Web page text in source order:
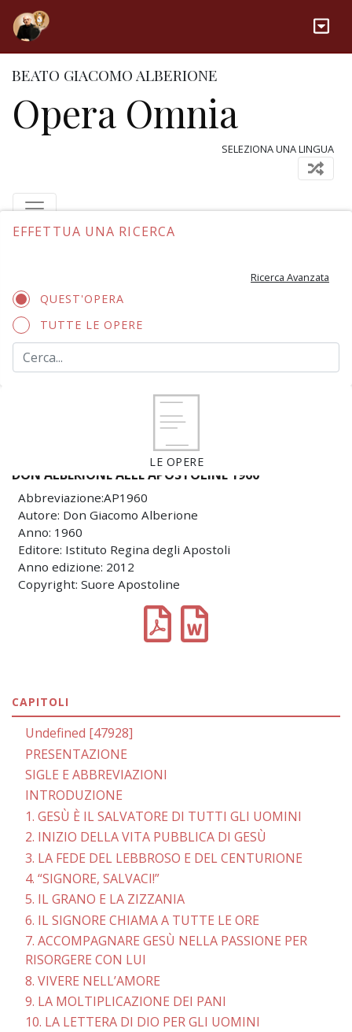
BEATO GIACOMO ALBERIONE
Opera Omnia
SELEZIONA UNA LINGUA
EFFETTUA UNA RICERCA
Ricerca Avanzata
QUEST'OPERA
TUTTE LE OPERE
LE OPERE
DON ALBERIONE ALLE APOSTOLINE 1960
Abbreviazione:AP1960
Autore: Don Giacomo Alberione
Anno: 1960
Editore: Istituto Regina degli Apostoli
Anno edizione: 2012
Copyright: Suore Apostoline
CAPITOLI
Undefined [47928]
PRESENTAZIONE
SIGLE E ABBREVIAZIONI
INTRODUZIONE
1. GESÙ È IL SALVATORE DI TUTTI GLI UOMINI
2. INIZIO DELLA VITA PUBBLICA DI GESÙ
3. LA FEDE DEL LEBBROSO E DEL CENTURIONE
4. “SIGNORE, SALVACI!”
5. IL GRANO E LA ZIZZANIA
6. IL SIGNORE CHIAMA A TUTTE LE ORE
7. ACCOMPAGNARE GESÙ NELLA PASSIONE PER
RISORGERE CON LUI
8. VIVERE NELL’AMORE
9. LA MOLTIPLICAZIONE DEI PANI
10. LA LETTERA DI DIO PER GLI UOMINI